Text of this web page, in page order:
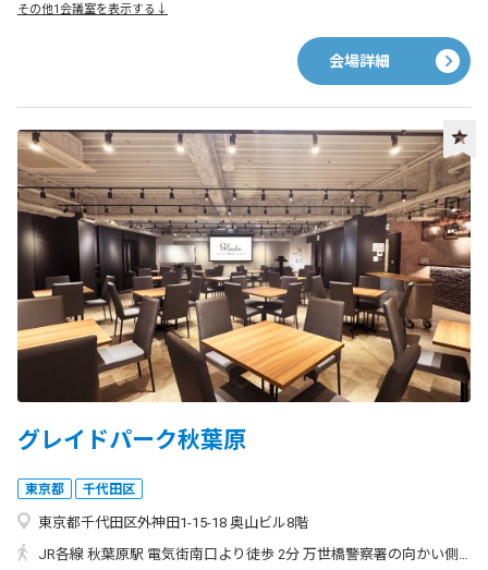
その他1会議室を表示する↓
会場詳細
グレイドパーク秋葉原
東京都 千代田区
東京都千代田区外神田1-15-18 奥山ビル8階
JR各線 秋葉原駅 電気街南口より徒歩 2分 万世橋警察署の向かい側が奥山ビルになります。